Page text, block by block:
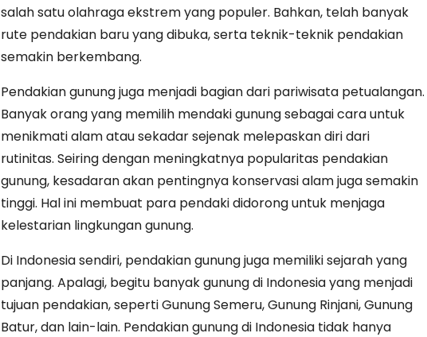
salah satu olahraga ekstremyang populer. Bahkan, telah banyak
rute pendakian baru yang dibuka, serta teknik-teknik pendakian
semakin berkembang.
Pendakian gunung juga menjadi bagian dari pariwisata petualangan.
Banyak orang yang memilih mendaki gunung sebagai cara untuk
menikmati alam atau sekadar sejenak melepaskan diri dari
rutinitas. Seiring dengan meningkatnya popularitas pendakian
gunung, kesadaran akan pentingnya konservasi alam juga semakin
tinggi. Hal ini membuat para pendaki didorong untuk menjaga
kelestarian lingkungan gunung.
Di Indonesia sendiri, pendakian gunung juga memiliki sejarah yang
panjang. Apalagi, begitu banyak gunung di Indonesia yang menjadi
tujuan pendakian, seperti Gunung Semeru, Gunung Rinjani, Gunung
Batur, dan lain-lain. Pendakian gunung di Indonesia tidak hanya